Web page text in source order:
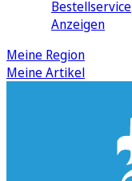
Bestellservice
Anzeigen
Meine Region
Meine Artikel